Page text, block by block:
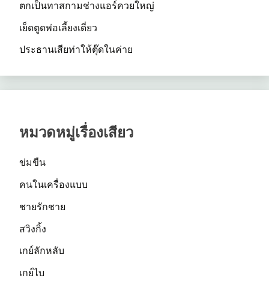
ตกเป็นทาสกามช่างแอร์ควยใหญ่
เย็ดตูดพ่อเลี้ยงเดี่ยว
ประธานเสียท่าให้ตุ๊ดในค่าย
หมวดหมู่เรื่องเสียว
ข่มขืน
คนในเครื่องแบบ
ชายรักชาย
สวิงกิ้ง
เกย์ลักหลับ
เกย์ไบ